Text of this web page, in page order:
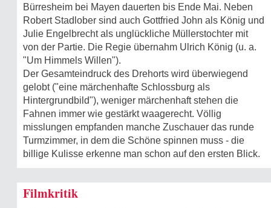
Bürresheim bei Mayen dauerten bis Ende Mai. Neben
Robert Stadlober sind auch Gottfried John als König und
Julie Engelbrecht als unglückliche Müllerstochter mit
von der Partie. Die Regie übernahm Ulrich König (u. a.
"Um Himmels Willen").
Der Gesamteindruck des Drehorts wird überwiegend
gelobt ("eine märchenhafte Schlossburg als
Hintergrundbild"), weniger märchenhaft stehen die
Fahnen immer wie gestärkt waagerecht. Völlig
misslungen empfanden manche Zuschauer das runde
Turmzimmer, in dem die Schöne spinnen muss - die
billige Kulisse erkenne man schon auf den ersten Blick.
Filmkritik